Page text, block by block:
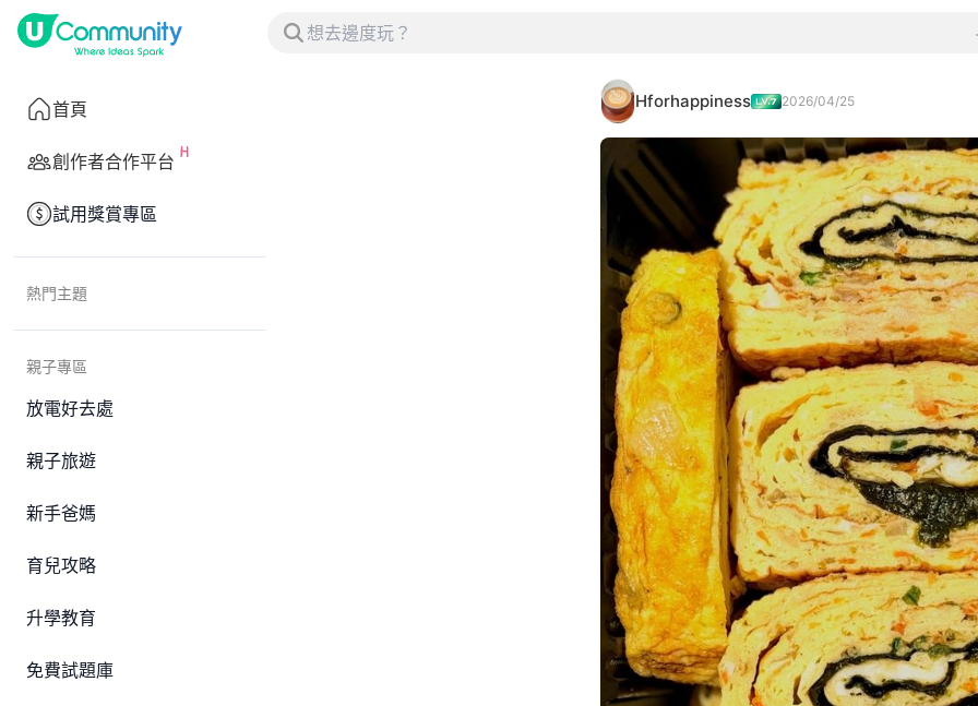
首頁
創作者合作平台
試用獎賞專區
熱門主題
親子專區
放電好去處
親子旅遊
新手爸媽
育兒攻略
升學教育
免費試題庫
Hforhappiness 2026/04/25